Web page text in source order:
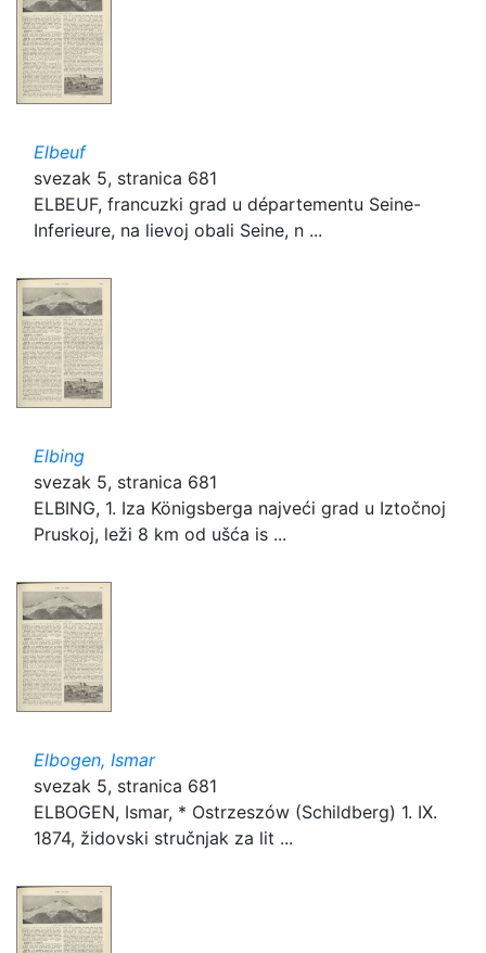
Elbeuf
svezak 5, stranica 681
ELBEUF, francuzki grad u départementu Seine-
Inferieure, na lievoj obali Seine, n ...
Elbing
svezak 5, stranica 681
ELBING, 1. Iza Königsberga najveći grad u Iztočnoj
Pruskoj, leži 8 km od ušća is ...
Elbogen, Ismar
svezak 5, stranica 681
ELBOGEN, Ismar, * Ostrzeszów (Schildberg) 1. IX.
1874, židovski stručnjak za lit ...